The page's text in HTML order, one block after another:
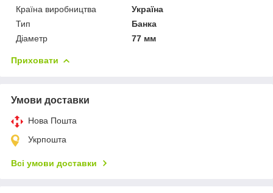
Країна виробництва
Україна
Тип
Банка
Діаметр
77 мм
Приховати
Умови доставки
Нова Пошта
Укрпошта
Всі умови доставки